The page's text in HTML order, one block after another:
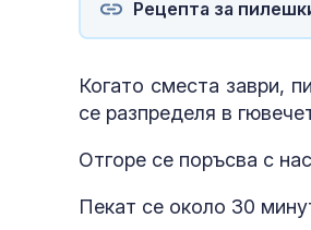
Рецепта за
Когато сместа заври,
се разпределя в
Отгоре се поръсва с
Пекат се около 30